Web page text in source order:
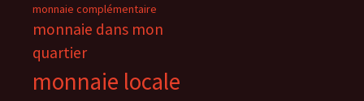
monnaie complémentaire
monnaie dans mon
quartier
monnaie locale